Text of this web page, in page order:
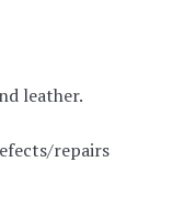
leather.
repairs